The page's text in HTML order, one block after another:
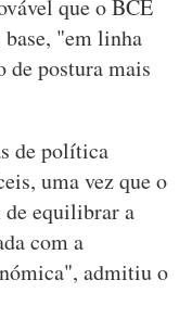
que o BCE
base, "em linha
de postura mais
de política
uma vez que o
de equilibrar a
com a
admitiu o